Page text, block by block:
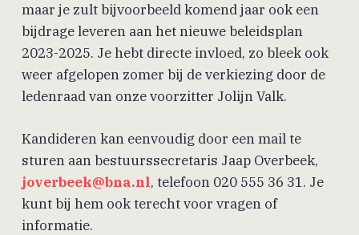
maar je zult bijvoorbeeld komend jaar ook een
bijdrage leveren aan het nieuwe beleidsplan
2023-2025. Je hebt directe invloed, zo bleek ook
weer afgelopen zomer bij de verkiezing door de
ledenraad van onze voorzitter Jolijn Valk.
Kandideren kan eenvoudig door een mail te
sturen aan bestuurssecretaris Jaap Overbeek,
joverbeek@bna.nl, telefoon 020 555 36 31. Je
kunt bij hem ook terecht voor vragen of
informatie.